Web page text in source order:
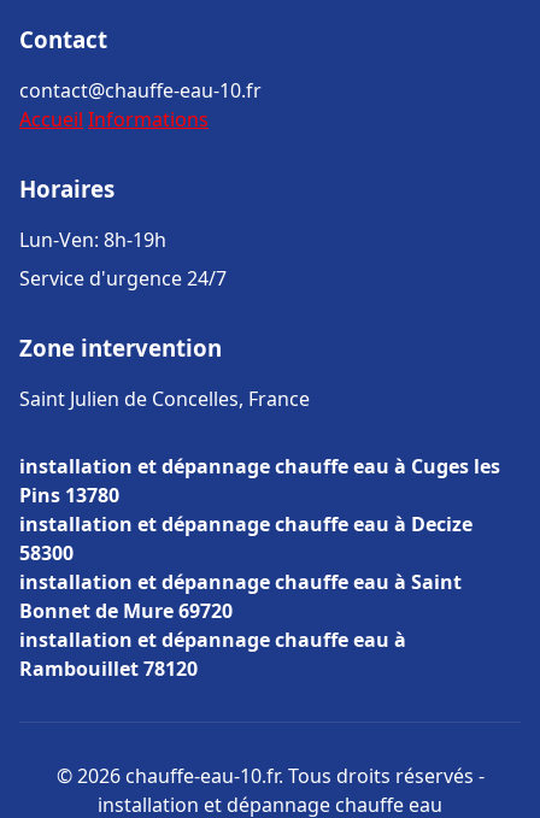
Contact
contact@chauffe-eau-10.fr
Accueil Informations
Horaires
Lun-Ven: 8h-19h
Service d'urgence 24/7
Zone intervention
Saint Julien de Concelles, France
installation et dépannage chauffe eau à Cuges les
Pins 13780
installation et dépannage chauffe eau à Decize
58300
installation et dépannage chauffe eau à Saint
Bonnet de Mure 69720
installation et dépannage chauffe eau à
Rambouillet 78120
© 2026 chauffe-eau-10.fr. Tous droits réservés -
installation et dépannage chauffe eau